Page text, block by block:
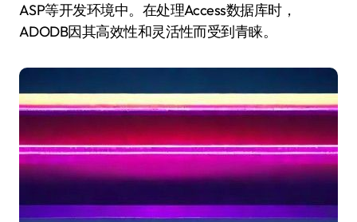
ASP等开发环境中。在处理Access数据库时，
ADODB因其高效性和灵活性而受到青睐。